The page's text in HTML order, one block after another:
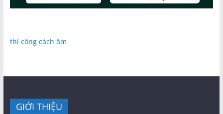
thi công cách âm
GIỚI THIỆU